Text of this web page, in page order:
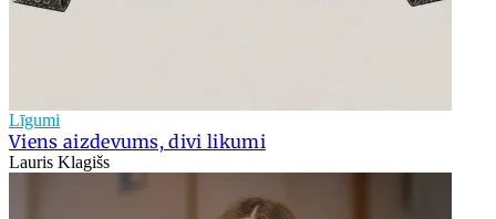
Līgumi
Viens aizdevums, divi likumi
Lauris Klagišs